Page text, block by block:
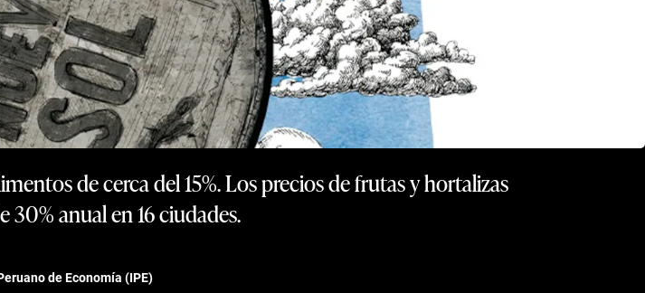
de cerca del 15%. Los precios de frutas y hortalizas
anual en 16 ciudades.
de Economía (IPE)